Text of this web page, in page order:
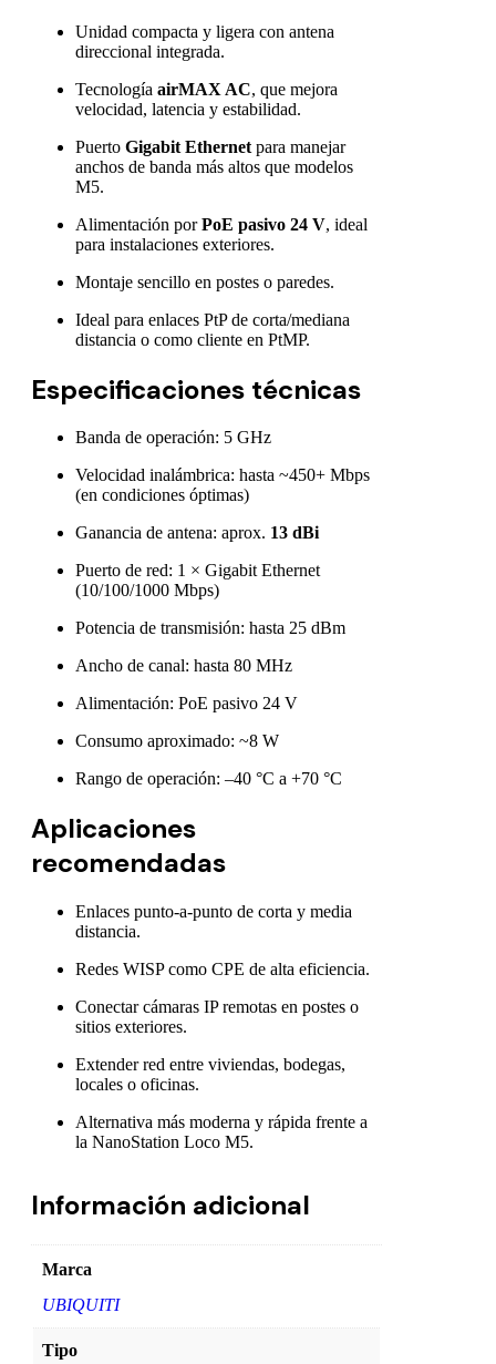
Unidad compacta y ligera con antena
direccional integrada.
Tecnología airMAX AC, que mejora
velocidad, latencia y estabilidad.
Puerto Gigabit Ethernet para manejar
anchos de banda más altos que modelos
M5.
Alimentación porPoE pasivo 24 V, ideal
para instalaciones exteriores.
Montaje sencillo en postes o paredes.
Ideal para enlaces PtP de corta/mediana
distancia o como cliente en PtMP.
Especificaciones técnicas
Banda de operación: 5 GHz
Velocidad inalámbrica: hasta ~450+ Mbps
(en condiciones óptimas)
Ganancia de antena: aprox. 13 dBi
Puerto de red: 1 × Gigabit Ethernet
(10/100/1000 Mbps)
Potencia de transmisión: hasta 25 dBm
Ancho de canal: hasta 80 MHz
Alimentación: PoE pasivo 24 V
Consumo aproximado: ~8 W
Rango de operación: –40 °C a +70 °C
Aplicaciones
recomendadas
Enlaces punto-a-punto de corta y media
distancia.
Redes WISP como CPE de alta eficiencia.
Conectar cámaras IP remotas en postes o
sitios exteriores.
Extender red entre viviendas, bodegas,
locales o oficinas.
Alternativa más moderna y rápida frente a
la NanoStation Loco M5.
Información adicional
Marca
UBIQUITI
Tipo